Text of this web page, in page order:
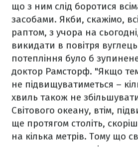
що з ним слід боротися
засобами. Якби, скажімо,
раптом, з учора на
викидати в повітря
потепління було б
доктор Рамсторф. "Якщо
не підвищуватиметься –
хвиль також не
Світового океану, втім,
ще протягом століть,
на кілька метрів. Тому що